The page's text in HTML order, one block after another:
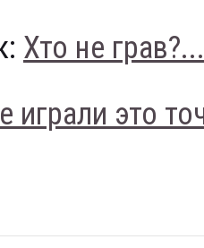
Хто не грав?...
играли это